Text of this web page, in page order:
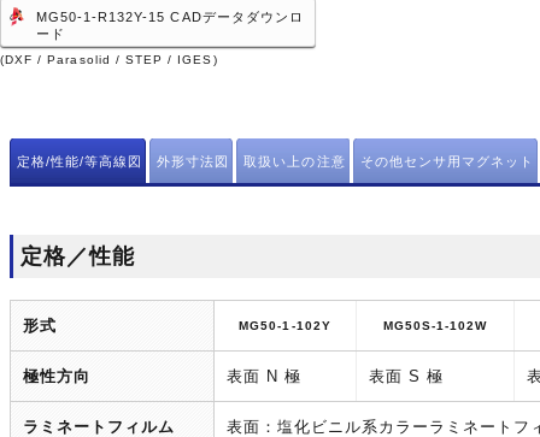
MG50-1-R132Y-15 CADデータダウンロ
ード
(DXF / Parasolid / STEP / IGES)
定格/性能/等高線図 外形寸法図 取扱い上の注意 その他センサ用マグネット
定格／性能
形式 MG50-1-102Y MG50S-1-102W
極性方向 表面 N 極 表面 S 極
ラミネートフィルム 表面：塩化ビニル系カラーラミネート